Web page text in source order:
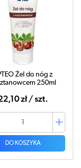
Żel do nóg z
250ml
zł / szt.
DO KOSZYKA